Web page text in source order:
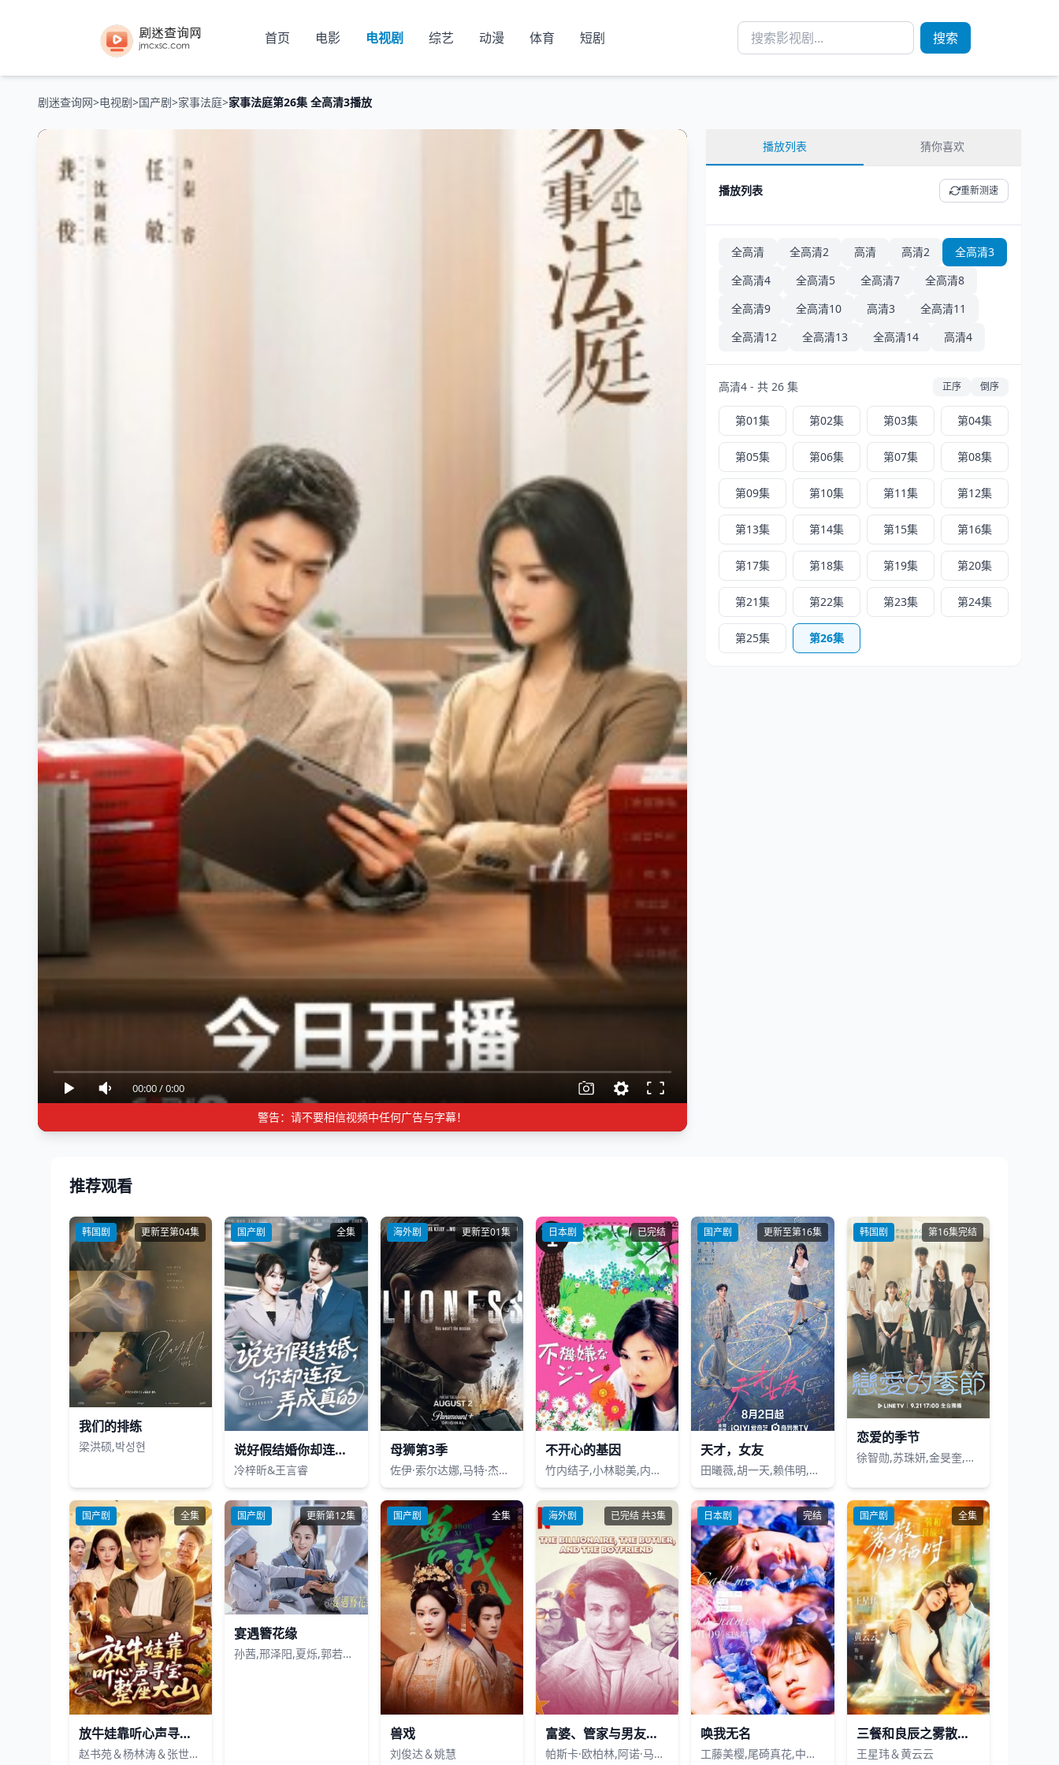
首页 电影 电视剧 综艺 动漫 体育 短剧 搜索
剧迷查询网>电视剧>国产剧>家事法庭>家事法庭第26集 全高清3播放
00:00/0:00
警告：请不要相信视频中任何广告与字幕！
播放列表 猜你喜欢
播放列表 重新测速
全高清 全高清2 高清 高清2
全高清3
全高清4
全高清5 全高清7
全高清8
全高清9
全高清10 高清3
全高清11
全高清12
全高清13 全高清14 高清4
高清4 - 共 26 集 正序 倒序
第01集 第02集 第03集 第04集
第05集 第06集 第07集 第08集
第09集 第10集 第11集 第12集
第13集 第14集 第15集 第16集
第17集 第18集 第19集 第20集
第21集 第22集 第23集 第24集
第25集 第26集
推荐观看
韩国剧 更新至第04集
我们的排练
梁洪硕,박성현
国产剧 全集
说好假结婚你却连夜弄成真的
冷梓昕&王言睿
海外剧 更新至01集
母狮第3季
佐伊·索尔达娜,马特·杰拉德,摩根·弗里曼,伊恩·鲍汉,奥斯汀·赫伯特,妮可·基德曼,迈克尔·凯利,杰克·迪米奇,拉莫尼卡·加勒特,珍尼希斯·罗德里格兹,吉尔·瓦格纳,萨德·拉金比尔,戴夫·安纳布尔,詹姆斯·乔丹,蕾斯拉·德·奥利维拉,伊丽萨维塔·奈莱丁,斯蒂芬妮·努尔,汉娜·洛夫·拉尼尔,塞莱斯蒂娜·哈里斯,阿森·格里戈罗夫
日本剧 已完结
不开心的基因
竹内结子,小林聪美,内野圣阳,小田切让,山田优,黄川田将也,冈田义德 Yoshinori Okada
国产剧 更新至第16集
天才，女友
田曦薇,胡一天,赖伟明,安沺,夏浩然,厉嘉琪,孙梦秋,李佑川,邬家楷
韩国剧 第16集完结
恋爱的季节
徐智勋,苏珠妍,金旻奎,姜惠元,尹贤秀,吴裕珍
国产剧 全集
放牛娃靠听心声寻宝整座大山
赵书苑＆杨林涛＆张世顺＆江路祺
国产剧 更新第12集
宴遇簪花缘
孙茜,邢泽阳,夏烁,郭若涵,谢雷
国产剧 全集
兽戏
刘俊达＆姚慧
海外剧 已完结 共3集
富婆、管家与男友：美妆帝国继承人丑闻
帕斯卡·欧柏林,阿诺·马塞,安东尼·伊古伦
日本剧 完结
唤我无名
工藤美樱,尾碕真花,中井友望,三原羽衣,佐藤珠绪,桥本凉
国产剧 全集
三餐和良辰之雾散归栖时
王星玮＆黄云云